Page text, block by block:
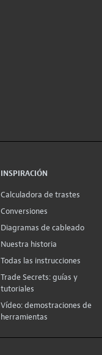
INSPIRACIÓN
Calculadora de trastes
Conversiones
Diagramas de cableado
Nuestra historia
Todas las instrucciones
Trade Secrets: guías y
tutoriales
Vídeo: demostraciones de
herramientas